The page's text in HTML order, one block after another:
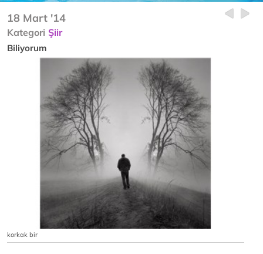
18 Mart '14
Kategori Şiir
Biliyorum
korkak bir